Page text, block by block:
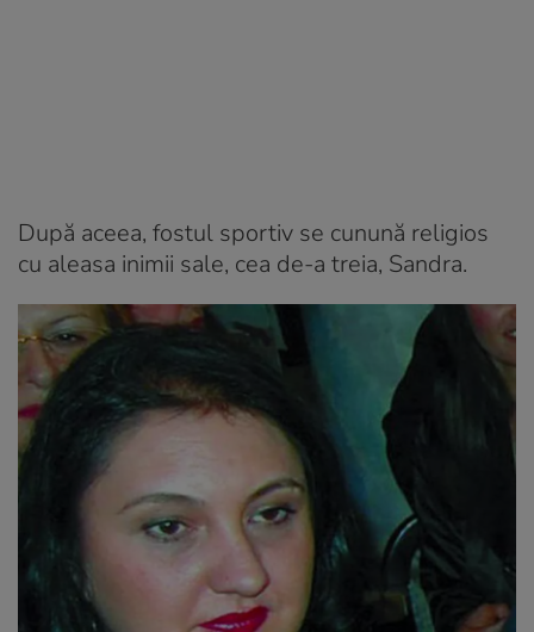
După aceea, fostul sportiv se cunună religios
cu aleasa inimii sale, cea de-a treia, Sandra.